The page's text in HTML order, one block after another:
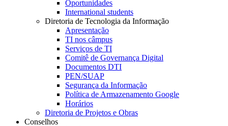
Oportunidades
International students
Diretoria de Tecnologia da Informação
Apresentação
TI nos câmpus
Serviços de TI
Comitê de Governança Digital
Documentos DTI
PEN/SUAP
Segurança da Informação
Política de Armazenamento Google
Horários
Diretoria de Projetos e Obras
Conselhos